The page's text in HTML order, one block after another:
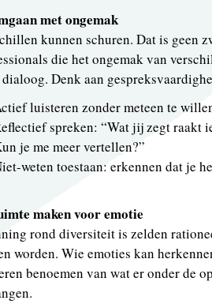
met ongemak
kunnen schuren. Dat is geen
die het ongemak van
Denk aan
luisteren zonder meteen te
spreken: “Wat jij zegt raakt
je me meer vertellen?”
weten toestaan: erkennen dat je
maken voor emotie
rond diversiteit is zelden
worden. Wie emoties kan
benoemen van wat er onder de